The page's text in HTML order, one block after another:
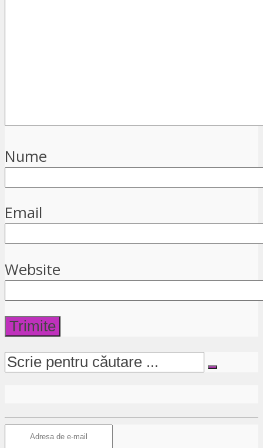
Nume
Email
Website